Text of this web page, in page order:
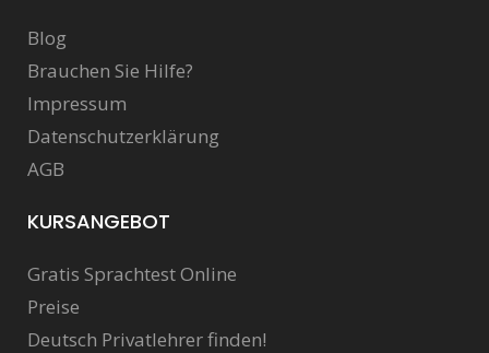
Blog
Brauchen Sie Hilfe?
Impressum
Datenschutzerklärung
AGB
KURSANGEBOT
Gratis Sprachtest Online
Preise
Deutsch Privatlehrer finden!